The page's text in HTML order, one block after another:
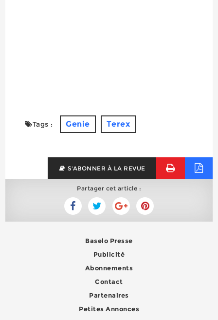
Tags : Genie Terex
S'ABONNER À LA REVUE
Partager cet article :
Baselo Presse
Publicité
Abonnements
Contact
Partenaires
Petites Annonces